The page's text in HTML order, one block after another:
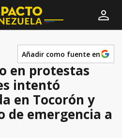
Añadir como fuente en
en protestas
intentó
en Tocorón y
de emergencia a